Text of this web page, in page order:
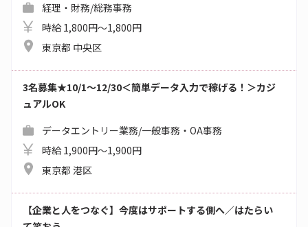
経理・財務/総務事務
時給 1,800円～1,800円
東京都 中央区
3名募集★10/1～12/30＜簡単データ入力で稼げる！＞カジ
ュアルOK
データエントリー業務/一般事務・OA事務
時給 1,900円～1,900円
東京都 港区
【企業と人をつなぐ】今度はサポートする側へ／はたらい